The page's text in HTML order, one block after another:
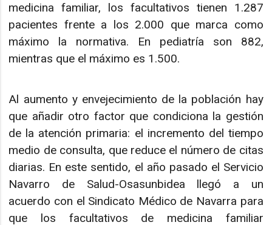
medicina familiar, los facultativos tienen 1.287
pacientes frente a los 2.000 que marca como
máximo la normativa. En pediatría son 882,
mientras que el máximo es 1.500.
Al aumento y envejecimiento de la población hay
que añadir otro factor que condiciona la gestión
de la atención primaria: el incremento del tiempo
medio de consulta, que reduce el número de citas
diarias. En este sentido, el año pasado el Servicio
Navarro de Salud-Osasunbidea llegó a un
acuerdo con el Sindicato Médico de Navarra para
que los facultativos de medicina familiar